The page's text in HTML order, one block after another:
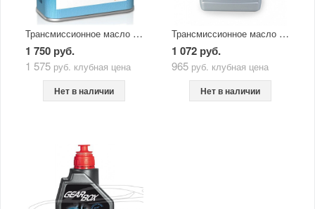
Трансмиссионное масло ENEOS Gear GL-5 80W90 0,94 л
1 750 руб.
1 575 руб. клубная цена
Нет в наличии
Трансмиссионное масло Idemitsu Gear 80W-90 GL-5 1л
1 072 руб.
965 руб. клубная цена
Нет в наличии